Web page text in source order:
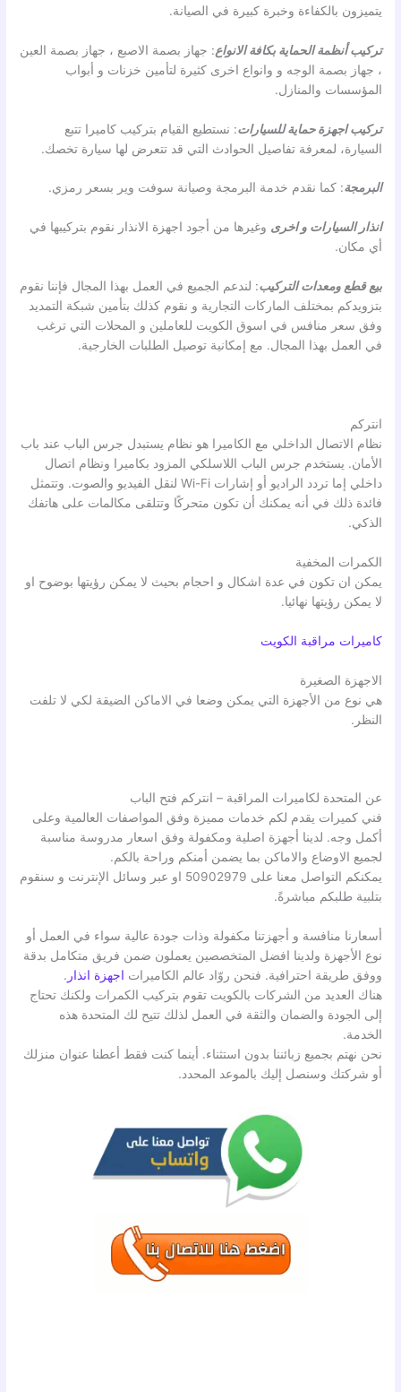
يتميزون بالكفاءة وخبرة كبيرة في الصيانة.
تركيب أنظمة الحماية بكافة الانواع: جهاز بصمة الاصبع ، جهاز بصمة العين
، جهاز بصمة الوجه و وانواع اخرى كثيرة لتأمين خزنات و أبواب
المؤسسات والمنازل.
تركيب اجهزة حماية للسيارات: نستطيع القيام بتركيب كاميرا تتبع
السيارة، لمعرفة تفاصيل الحوادث التي قد تتعرض لها سيارة تخصك.
البرمجة: كما نقدم خدمة البرمجة وصيانة سوفت وير بسعر رمزي.
انذار السيارات و اخرى وغيرها من أجود اجهزة الانذار نقوم بتركيبها في
أي مكان.
بيع قطع ومعدات التركيب: لندعم الجميع في العمل بهذا المجال فإننا نقوم
بتزويدكم بمختلف الماركات التجارية و نقوم كذلك بتأمين شبكة التمديد
وفق سعر منافس في اسوق الكويت للعاملين و المحلات التي ترغب
في العمل بهذا المجال. مع إمكانية توصيل الطلبات الخارجية.
انتركم
نظام الاتصال الداخلي مع الكاميرا هو نظام يستبدل جرس الباب عند باب
الأمان. يستخدم جرس الباب اللاسلكي المزود بكاميرا ونظام اتصال
داخلي إما تردد الراديو أو إشارات Wi-Fi لنقل الفيديو والصوت. وتتمثل
فائدة ذلك في أنه يمكنك أن تكون متحركًا وتتلقى مكالمات على هاتفك
الذكي.
الكمرات المخفية
يمكن ان تكون في عدة اشكال و احجام بحيث لا يمكن رؤيتها بوضوح او
لا يمكن رؤيتها نهائيا.
كاميرات مراقبة الكويت
الاجهزة الصغيرة
هي نوع من الأجهزة التي يمكن وضعا في الاماكن الضيقة لكي لا تلفت
النظر.
عن المتحدة لكاميرات المراقبة – انتركم فتح الباب
فني كميرات يقدم لكم خدمات مميزة وفق المواصفات العالمية وعلى
أكمل وجه. لدينا أجهزة اصلية ومكفولة وفق اسعار مدروسة مناسبة
لجميع الاوضاع والاماكن بما يضمن أمنكم وراحة بالكم.
يمكنكم التواصل معنا على 50902979 او عبر وسائل الإنترنت و سنقوم
بتلبية طلبكم مباشرةً.
أسعارنا منافسة و أجهزتنا مكفولة وذات جودة عالية سواء في العمل أو
نوع الأجهزة ولدينا افضل المتخصصين يعملون ضمن فريق متكامل بدقة
ووفق طريقة احترافية. فنحن روّاد عالم الكاميرات اجهزة انذار .
هناك العديد من الشركات بالكويت تقوم بتركيب الكمرات ولكنك تحتاج
إلى الجودة والضمان والثقة في العمل لذلك تتيح لك المتحدة هذه
الخدمة.
نحن نهتم بجميع زبائننا بدون استثناء. أينما كنت فقط أعطنا عنوان منزلك
أو شركتك وسنصل إليك بالموعد المحدد.